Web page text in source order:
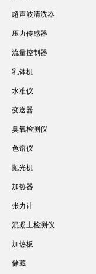
超声波清洗器
压力传感器
流量控制器
乳钵机
水准仪
变送器
臭氧检测仪
色谱仪
抛光机
加热器
张力计
混凝土检测仪
加热板
储藏